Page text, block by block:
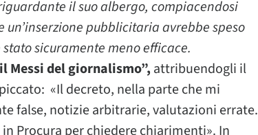
il suo albergo, compiacendosi
un’inserzione pubblicitaria avrebbe speso
sicuramente meno efficace.
Messi del giornalismo”, attribuendogli il
«Il decreto, nella parte che mi
false, notizie arbitrarie, valutazioni errate.
Procura per chiedere chiarimenti». In